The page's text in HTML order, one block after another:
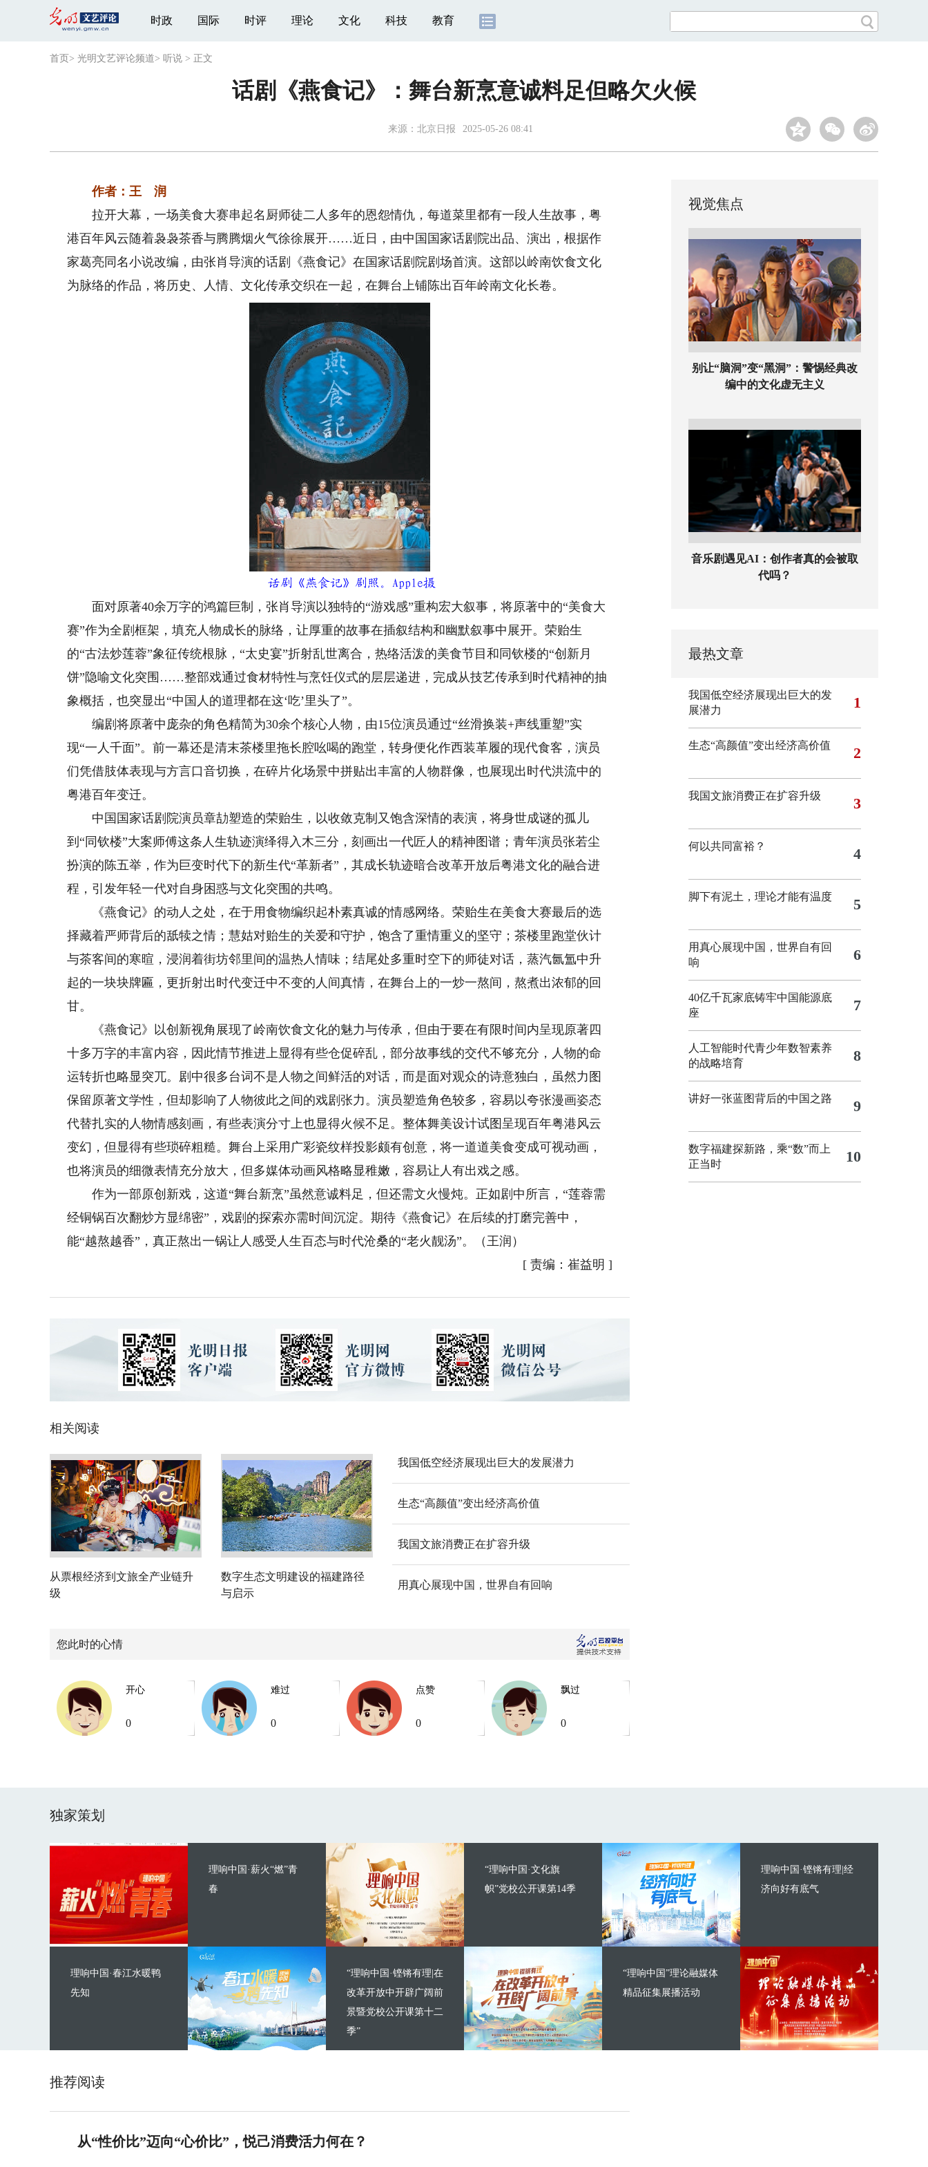
时政 国际 时评 理论 文化 科技 教育
首页 > 光明文艺评论频道> 听说 > 正文
话剧《燕食记》：舞台新烹意诚料足但略欠火候
来源： 北京日报 2025-05-26 08:41
作者：王 润
拉开大幕，一场美食大赛串起名厨师徒二人多年的恩怨情仇，每道菜里都有一段人生故事，粤
港百年风云随着袅袅茶香与腾腾烟火气徐徐展开……近日，由中国国家话剧院出品、演出，根据作
家葛亮同名小说改编，由张肖导演的话剧《燕食记》在国家话剧院剧场首演。这部以岭南饮食文化
为脉络的作品，将历史、人情、文化传承交织在一起，在舞台上铺陈出百年岭南文化长卷。
话剧《燕食记》剧照。Apple摄
面对原著40余万字的鸿篇巨制，张肖导演以独特的“游戏感”重构宏大叙事，将原著中的“美食大
赛”作为全剧框架，填充人物成长的脉络，让厚重的故事在插叙结构和幽默叙事中展开。荣贻生
的“古法炒莲蓉”象征传统根脉，“太史宴”折射乱世离合，热络活泼的美食节目和同钦楼的“创新月
饼”隐喻文化突围……整部戏通过食材特性与烹饪仪式的层层递进，完成从技艺传承到时代精神的抽
象概括，也突显出“中国人的道理都在这‘吃’里头了”。
编剧将原著中庞杂的角色精简为30余个核心人物，由15位演员通过“丝滑换装+声线重塑”实
现“一人千面”。前一幕还是清末茶楼里拖长腔吆喝的跑堂，转身便化作西装革履的现代食客，演员
们凭借肢体表现与方言口音切换，在碎片化场景中拼贴出丰富的人物群像，也展现出时代洪流中的
粤港百年变迁。
中国国家话剧院演员章劼塑造的荣贻生，以收敛克制又饱含深情的表演，将身世成谜的孤儿
到“同钦楼”大案师傅这条人生轨迹演绎得入木三分，刻画出一代匠人的精神图谱；青年演员张若尘
扮演的陈五举，作为巨变时代下的新生代“革新者”，其成长轨迹暗合改革开放后粤港文化的融合进
程，引发年轻一代对自身困惑与文化突围的共鸣。
《燕食记》的动人之处，在于用食物编织起朴素真诚的情感网络。荣贻生在美食大赛最后的选
择藏着严师背后的舐犊之情；慧姑对贻生的关爱和守护，饱含了重情重义的坚守；茶楼里跑堂伙计
与茶客间的寒暄，浸润着街坊邻里间的温热人情味；结尾处多重时空下的师徒对话，蒸汽氤氲中升
起的一块块牌匾，更折射出时代变迁中不变的人间真情，在舞台上的一炒一熬间，熬煮出浓郁的回
甘。
《燕食记》以创新视角展现了岭南饮食文化的魅力与传承，但由于要在有限时间内呈现原著四
十多万字的丰富内容，因此情节推进上显得有些仓促碎乱，部分故事线的交代不够充分，人物的命
运转折也略显突兀。剧中很多台词不是人物之间鲜活的对话，而是面对观众的诗意独白，虽然力图
保留原著文学性，但却影响了人物彼此之间的戏剧张力。演员塑造角色较多，容易以夸张漫画姿态
代替扎实的人物情感刻画，有些表演分寸上也显得火候不足。整体舞美设计试图呈现百年粤港风云
变幻，但显得有些琐碎粗糙。舞台上采用广彩瓷纹样投影颇有创意，将一道道美食变成可视动画，
也将演员的细微表情充分放大，但多媒体动画风格略显稚嫩，容易让人有出戏之感。
作为一部原创新戏，这道“舞台新烹”虽然意诚料足，但还需文火慢炖。正如剧中所言，“莲蓉需
经铜锅百次翻炒方显绵密”，戏剧的探索亦需时间沉淀。期待《燕食记》在后续的打磨完善中，
能“越熬越香”，真正熬出一锅让人感受人生百态与时代沧桑的“老火靓汤”。（王润）
[ 责编：崔益明 ]
相关阅读
从票根经济到文旅全产业链升
级
数字生态文明建设的福建路径
与启示
我国低空经济展现出巨大的发展潜力
生态“高颜值”变出经济高价值
我国文旅消费正在扩容升级
用真心展现中国，世界自有回响
您此时的心情
开心
0
难过
0
点赞
0
飘过
0
视觉焦点
别让“脑洞”变“黑洞”：警惕经典改
编中的文化虚无主义
音乐剧遇见AI：创作者真的会被取
代吗？
最热文章
我国低空经济展现出巨大的发
展潜力
1
生态“高颜值”变出经济高价值 2
我国文旅消费正在扩容升级 3
何以共同富裕？ 4
脚下有泥土，理论才能有温度 5
用真心展现中国，世界自有回
响
6
40亿千瓦家底铸牢中国能源底
座
7
人工智能时代青少年数智素养
的战略培育
8
讲好一张蓝图背后的中国之路 9
数字福建探新路，乘“数”而上
正当时
10
独家策划
理响中国·薪火“燃”青
春
理响中国·春江水暖鸭
先知
“理响中国·文化旗
帜”党校公开课第14季
“理响中国·铿锵有理|在
改革开放中开辟广阔前
景暨党校公开课第十二
季”
理响中国·铿锵有理|经
济向好有底气
“理响中国”理论融媒体
精品征集展播活动
推荐阅读
从“性价比”迈向“心价比”，悦己消费活力何在？